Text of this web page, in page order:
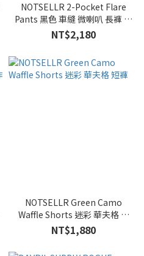
NOTSELLR 2-Pocket Flare
Pants 黑色 車縫 微喇叭 長褲 工
作褲
NT$2,180
NOTSELLR Green Camo
Waffle Shorts 迷彩 華夫格 短
褲
NT$1,880